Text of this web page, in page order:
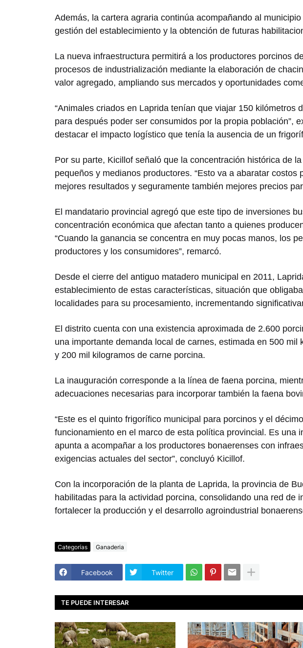
Además, la cartera agraria continúa acompañando al
gestión del establecimiento y la obtención de futuras
La nueva infraestructura permitirá a los productores porcinos
procesos de industrialización mediante la elaboración de
valor agregado, ampliando sus mercados y oportunidades
“Animales criados en Laprida tenían que viajar 150 kilómetros
para después poder ser consumidos por la propia población”,
destacar el impacto logístico que tenía la ausencia de un
Por su parte, Kicillof señaló que la concentración histórica de
pequeños y medianos productores. “Esto va a abaratar costos
mejores resultados y seguramente también mejores precios
El mandatario provincial agregó que este tipo de inversiones
concentración económica que afectan tanto a quienes
“Cuando la ganancia se concentra en muy pocas manos, los
productores y los consumidores”, remarcó.
Desde el cierre del antiguo matadero municipal en 2011,
establecimiento de estas características, situación que
localidades para su procesamiento, incrementando
El distrito cuenta con una existencia aproximada de 2.600
una importante demanda local de carnes, estimada en 500 mil
y 200 mil kilogramos de carne porcina.
La inauguración corresponde a la línea de faena porcina,
adecuaciones necesarias para incorporar también la faena
“Este es el quinto frigorífico municipal para porcinos y el
funcionamiento en el marco de esta política provincial. Es una
apunta a acompañar a los productores bonaerenses con
exigencias actuales del sector”, concluyó Kicillof.
Con la incorporación de la planta de Laprida, la provincia de
habilitadas para la actividad porcina, consolidando una red de
fortalecer la producción y el desarrollo agroindustrial
Categorías Ganaderia
Facebook Twitter
TE PUEDE INTERESAR